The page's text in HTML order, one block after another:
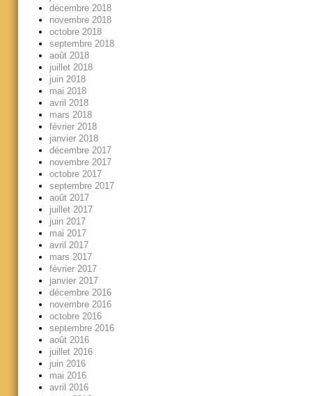
décembre 2018
novembre 2018
octobre 2018
septembre 2018
août 2018
juillet 2018
juin 2018
mai 2018
avril 2018
mars 2018
février 2018
janvier 2018
décembre 2017
novembre 2017
octobre 2017
septembre 2017
août 2017
juillet 2017
juin 2017
mai 2017
avril 2017
mars 2017
février 2017
janvier 2017
décembre 2016
novembre 2016
octobre 2016
septembre 2016
août 2016
juillet 2016
juin 2016
mai 2016
avril 2016